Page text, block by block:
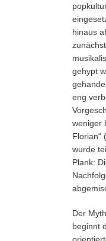
hinaus
gehypt
eng
weniger
Florian“
wurde
Plank:
Der
beginnt